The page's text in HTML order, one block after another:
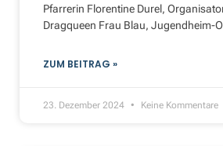
Pfarrerin Florentine Durel,
Dragqueen Frau Blau, Jugendheim-
ZUM BEITRAG »
23. Dezember 2024 Keine Kommentare